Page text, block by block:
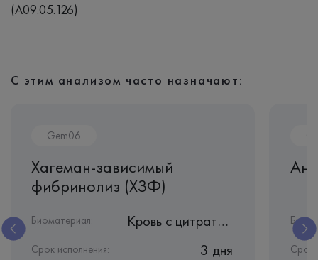
(A09.05.126)
С этим анализом часто назначают:
Gem06
Хагеман-зависимый
фибринолиз (ХЗФ)
Биоматериал: Кровь с цитратом натрия
Срок исполнения: 3 дня Срок